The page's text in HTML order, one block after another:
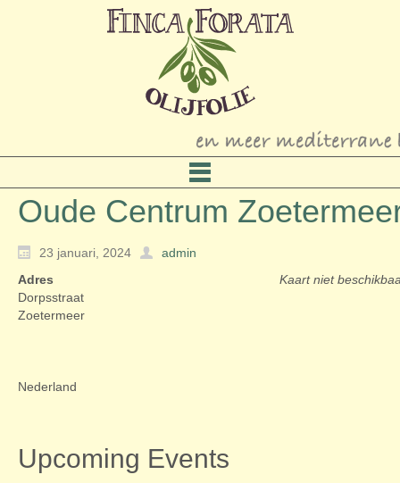
Oude Centrum
23 januari, 2024
admin
Kaart niet
Adres
Dorpsstraat
Zoetermeer
Nederland
Upcoming Events